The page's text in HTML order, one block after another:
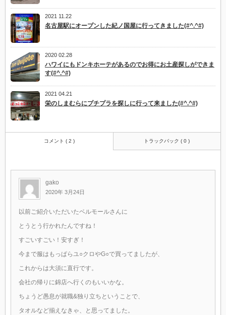
2021 11.22
名古屋駅にオープンした紀ノ国屋に行ってきました(#^.^#)
2020 02.28
ハワイにもドンキホーテがあるのでお得にお土産探しができま
す(#^.^#)
2021 04.21
栄のしまむらにプチプラを探しに行って来ました(#^.^#)
コメント ( 2 ) トラックバック ( 0 )
gako
2020年 3月24日
以前ご紹介いただいたベルモールさんに
とうとう行かれたんですね！
すごいすごい！安すぎ！
今まで服はもっぱらユ○クロやG○で買ってましたが、
これからは大須に直行です。
会社の帰りに錦店へ行くのもいいかな。
ちょうど愚息が就職&独り立ちということで、
タオルなど揃えなきゃ、と思ってました。